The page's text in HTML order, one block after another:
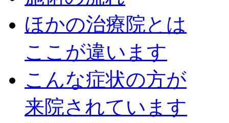
ほかの治療院とは
ここが違います
こんな症状の方が
来院されています